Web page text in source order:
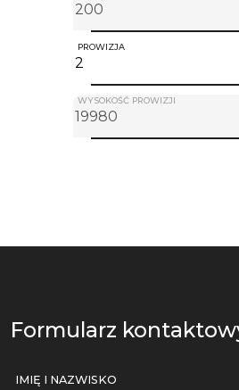
PROWIZJA
WYSOKOŚĆ PROWIZJI
Formularz
IMIĘ I NAZWISKO